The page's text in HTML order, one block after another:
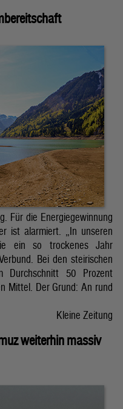
Für die Energiegewinnung
ist alarmiert. „In unseren
ein so trockenes Jahr
Bei den steirischen
Durchschnitt 50 Prozent
Mittel. Der Grund: An rund
Kleine Zeitung
weiterhin massiv